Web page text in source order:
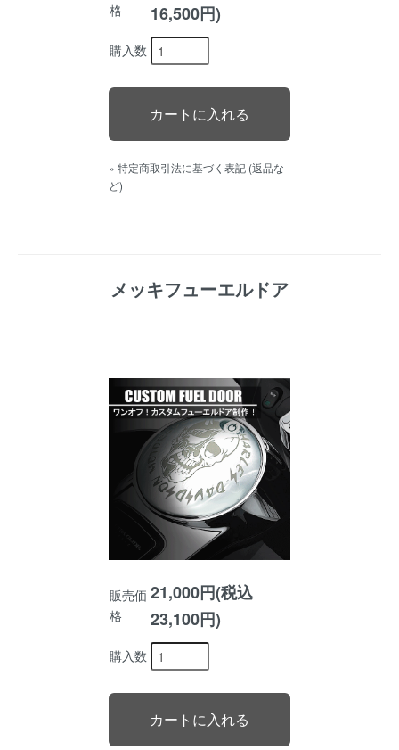
格
16,500円)
購入数
» 特定商取引法に基づく表記 (返品な
ど)
メッキフューエルドア
販売価
格
21,000円(税込
23,100円)
購入数